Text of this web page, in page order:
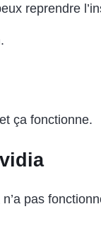
reprendre
et ça fonctionne.
pas